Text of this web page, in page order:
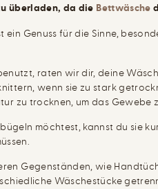
überladen, da die Bettwäsche
ein Genuss für die Sinne,
raten wir dir, deine
wenn sie zu stark
zu trocknen, um das Gewebe
möchtest, kannst du sie
Gegenständen, wie
Wäschestücke